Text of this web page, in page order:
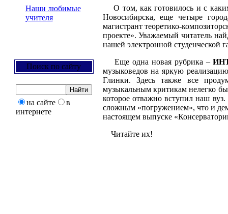
Наши любимые
учителя
Поиск по сайту
на сайте
в
интернете
О том, как готовилось и с
Новосибирска, еще четыре
магистрант теоретико-
проекте». Уважаемый читатель
нашей электронной студенческой
Еще одна новая рубрика –
музыковедов на яркую
Глинки. Здесь также все
музыкальным критикам нелегко
которое отважно вступил наш
сложным «погружением», что и
настоящем выпуске
Читайте их!